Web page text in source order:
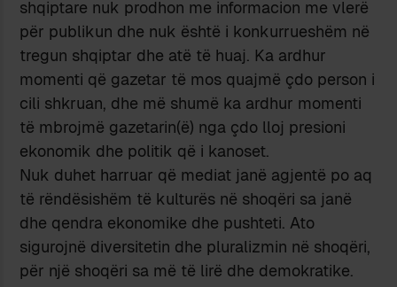
shqiptare nuk prodhon me informacion me vlerë
për publikun dhe nuk është i konkurrueshëm në
tregun shqiptar dhe atë të huaj. Ka ardhur
momenti që gazetar të mos quajmë çdo person i
cili shkruan, dhe më shumë ka ardhur momenti
të mbrojmë gazetarin(ë) nga çdo lloj presioni
ekonomik dhe politik që i kanoset.
Nuk duhet harruar që mediat janë agjentë po aq
të rëndësishëm të kulturës në shoqëri sa janë
dhe qendra ekonomike dhe pushteti. Ato
sigurojnë diversitetin dhe pluralizmin në shoqëri,
për një shoqëri sa më të lirë dhe demokratike.